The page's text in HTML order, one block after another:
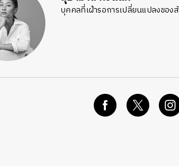
บุคคลที่เฝ้ารอการเปลี่ยนแปลงขอ